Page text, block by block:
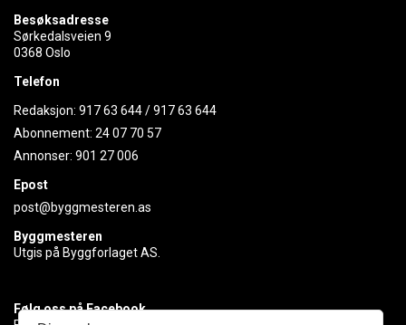
Besøksadresse
Sørkedalsveien 9
0368 Oslo
Telefon
Redaksjon: 917 63 644/917 63 644
Abonnement: 24 07 70 57
Annonser: 901 27 006
Epost
post@byggmesteren.as
Byggmesteren
Utgis på Byggforlaget AS.
Følg oss på Facebook